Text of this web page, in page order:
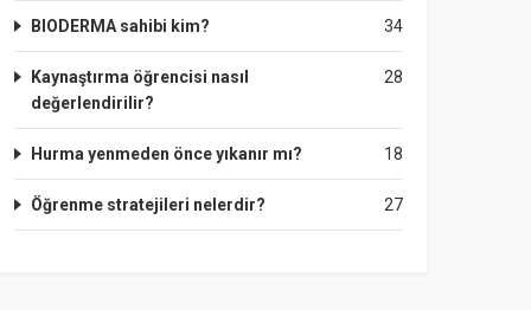
34
BIODERMA sahibi kim?
28
Kaynaştırma öğrencisi nasıl
değerlendirilir?
18
Hurma yenmeden önce yıkanır mı?
27
Öğrenme stratejileri nelerdir?